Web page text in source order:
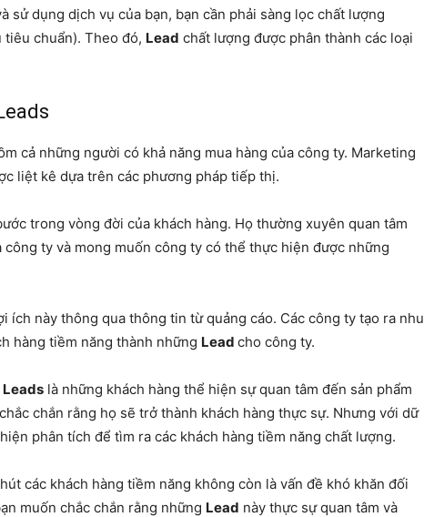
sử dụng dịch vụ của bạn, bạn cần phải sàng lọc chất lượng
chuẩn). Theo đó, Lead chất lượng được phân thành các loại
cả những người có khả năng mua hàng của công ty. Marketing
liệt kê dựa trên các phương pháp tiếp thị.
trong vòng đời của khách hàng. Họ thường xuyên quan tâm
công ty và mong muốn công ty có thể thực hiện được những
ích này thông qua thông tin từ quảng cáo. Các công ty tạo ra nhu
hàng tiềm năng thành những Lead cho công ty.
Leads là những khách hàng thể hiện sự quan tâm đến sản phẩm
chắn rằng họ sẽ trở thành khách hàng thực sự. Nhưng với dữ
phân tích để tìm ra các khách hàng tiềm năng chất lượng.
các khách hàng tiềm năng không còn là vấn đề khó khăn đối
muốn chắc chắn rằng những Lead này thực sự quan tâm và